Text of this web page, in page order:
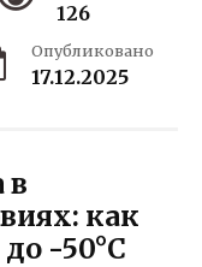
126
Опубликовано
17.12.2025
в
как
-50°C